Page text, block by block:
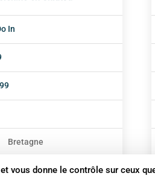
In
Bretagne
vous donne le contrôle sur ceux